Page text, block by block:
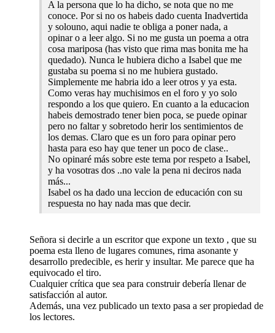
A la persona que lo ha dicho, se nota que no me
conoce. Por si no os habeis dado cuenta Inadvertida
y solouno, aqui nadie te obliga a poner nada, a
opinar o a leer algo. Si no me gusta un poema a otra
cosa mariposa (has visto que rima mas bonita me ha
quedado). Nunca le hubiera dicho a Isabel que me
gustaba su poema si no me hubiera gustado.
Simplemente me habria ido a leer otros y ya esta.
Como veras hay muchisimos en el foro y yo solo
respondo a los que quiero. En cuanto a la educacion
habeis demostrado tener bien poca, se puede opinar
pero no faltar y sobretodo herir los sentimientos de
los demas. Claro que es un foro para opinar pero
hasta para eso hay que tener un poco de clase..
No opinaré más sobre este tema por respeto a Isabel,
y ha vosotras dos ..no vale la pena ni deciros nada
más...
Isabel os ha dado una leccion de educación con su
respuesta no hay nada mas que decir.
Señora si decirle a un escritor que expone un texto , que su
poema esta lleno de lugares comunes, rima asonante y
desarrollo predecible, es herir y insultar. Me parece que ha
equivocado el tiro.
Cualquier crítica que sea para construir debería llenar de
satisfacción al autor.
Además, una vez publicado un texto pasa a ser propiedad de
los lectores.